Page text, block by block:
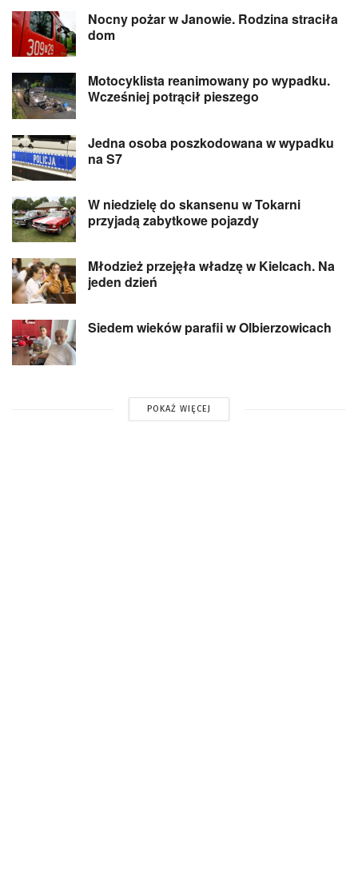
Nocny pożar w Janowie. Rodzina straciła
dom
Motocyklista reanimowany po wypadku.
Wcześniej potrącił pieszego
Jedna osoba poszkodowana w wypadku
na S7
W niedzielę do skansenu w Tokarni
przyjadą zabytkowe pojazdy
Młodzież przejęła władzę w Kielcach. Na
jeden dzień
Siedem wieków parafii w Olbierzowicach
POKAŻ WIĘCEJ